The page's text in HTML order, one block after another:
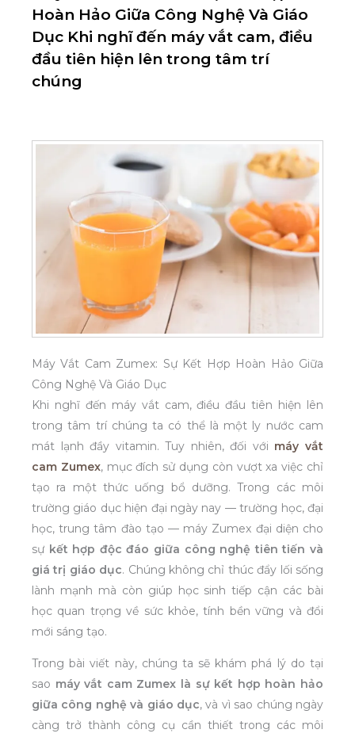
Hoàn Hảo Giữa Công Nghệ Và Giáo
Dục Khi nghĩ đến máy vắt cam, điều
đầu tiên hiện lên trong tâm trí
chúng
Máy Vắt Cam Zumex: Sự Kết Hợp Hoàn Hảo Giữa
Công Nghệ Và Giáo Dục
Khi nghĩ đến máy vắt cam, điều đầu tiên hiện lên
trong tâm trí chúng ta có thể là một ly nước cam
mát lạnh đầy vitamin. Tuy nhiên, đối với máy vắt
cam Zumex, mục đích sử dụng còn vượt xa việc chỉ
tạo ra một thức uống bổ dưỡng. Trong các môi
trường giáo dục hiện đại ngày nay — trường học, đại
học, trung tâm đào tạo — máy Zumex đại diện cho
sự kết hợp độc đáo giữa công nghệ tiên tiến và
giá trị giáo dục. Chúng không chỉ thúc đẩy lối sống
lành mạnh mà còn giúp học sinh tiếp cận các bài
học quan trọng về sức khỏe, tính bền vững và đổi
mới sáng tạo.
Trong bài viết này, chúng ta sẽ khám phá lý do tại
sao máy vắt cam Zumex là sự kết hợp hoàn hảo
giữa công nghệ và giáo dục, và vì sao chúng ngày
càng trở thành công cụ cần thiết trong các môi